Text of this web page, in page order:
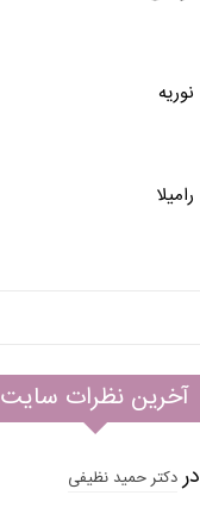
نوریه
رامیلا
آخرین نظرات سایت
دردکتر حمید نظیفی